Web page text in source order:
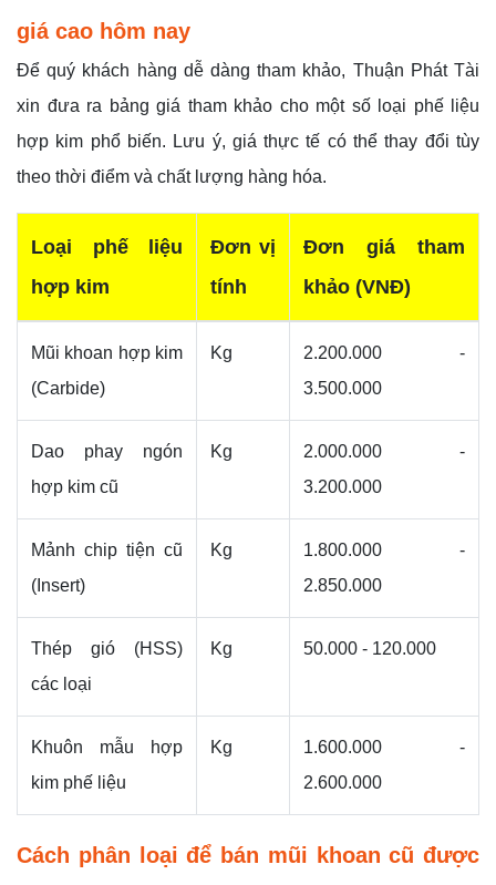
giá cao hôm nay
Để quý khách hàng dễ dàng tham khảo, Thuận Phát Tài
xin đưa ra bảng giá tham khảo cho một số loại phế liệu
hợp kim phổ biến. Lưu ý, giá thực tế có thể thay đổi tùy
theo thời điểm và chất lượng hàng hóa.
Loại phế liệu
hợp kim
Đơn vị
tính
Đơn giá tham
khảo (VNĐ)
Mũi khoan hợp kim
(Carbide)
Kg
2.200.000 -
3.500.000
Dao phay ngón
hợp kim cũ
Kg
2.000.000 -
3.200.000
Mảnh chip tiện cũ
(Insert)
Kg
1.800.000 -
2.850.000
Thép gió (HSS)
các loại
Kg 50.000 - 120.000
Khuôn mẫu hợp
kim phế liệu
Kg
1.600.000 -
2.600.000
Cách phân loại để bán mũi khoan cũ được